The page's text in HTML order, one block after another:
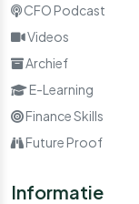
CFO Podcast
Videos
Archief
E-Learning
Finance Skills
Future Proof
Informatie